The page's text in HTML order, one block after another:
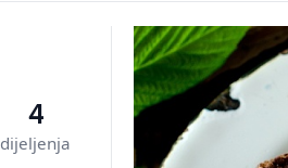
4
dijeljenja